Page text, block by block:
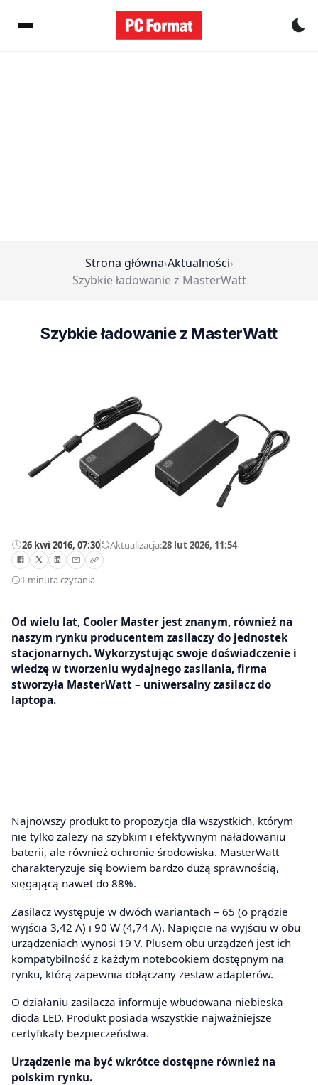
Strona główna›Aktualności›
Szybkie ładowanie z MasterWatt
Szybkie ładowanie z MasterWatt
26 kwi 2016, 07:30—Aktualizacja:28 lut 2026, 11:54
1 minuta czytania
Od wielu lat, Cooler Master jest znanym, również na
naszym rynku producentem zasilaczy do jednostek
stacjonarnych. Wykorzystując swoje doświadczenie i
wiedzę w tworzeniu wydajnego zasilania, firma
stworzyła MasterWatt – uniwersalny zasilacz do
laptopa.
Najnowszy produkt to propozycja dla wszystkich, którym
nie tylko zależy na szybkim i efektywnym naładowaniu
baterii, ale również ochronie środowiska. MasterWatt
charakteryzuje się bowiem bardzo dużą sprawnością,
sięgającą nawet do 88%.
Zasilacz występuje w dwóch wariantach – 65 (o prądzie
wyjścia 3,42 A) i 90 W (4,74 A). Napięcie na wyjściu w obu
urządzeniach wynosi 19 V. Plusem obu urządzeń jest ich
kompatybilność z każdym notebookiem dostępnym na
rynku, którą zapewnia dołączany zestaw adapterów.
O działaniu zasilacza informuje wbudowana niebieska
dioda LED. Produkt posiada wszystkie najważniejsze
certyfikaty bezpieczeństwa.
Urządzenie ma być wkrótce dostępne również na
polskim rynku.